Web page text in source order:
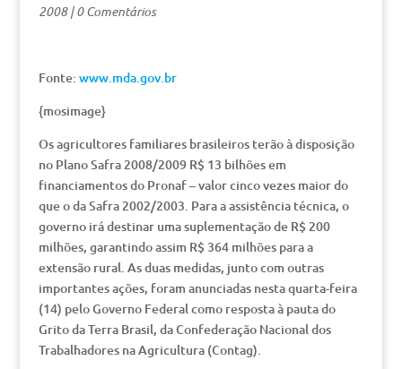
2008|0 Comentários
Fonte: www.mda.gov.br
{mosimage}
Os agricultores familiares brasileiros terão à disposição
no Plano Safra 2008/2009 R$ 13 bilhões em
financiamentos do Pronaf – valor cinco vezes maior do
que o da Safra 2002/2003. Para a assistência técnica, o
governo irá destinar uma suplementação de R$ 200
milhões, garantindo assim R$ 364 milhões para a
extensão rural. As duas medidas, junto com outras
importantes ações, foram anunciadas nesta quarta-feira
(14) pelo Governo Federal como resposta à pauta do
Grito da Terra Brasil, da Confederação Nacional dos
Trabalhadores na Agricultura (Contag).